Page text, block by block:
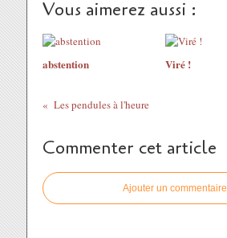
Vous aimerez aussi :
abstention Viré !
Les pendules à l'heure
Commenter cet article
Ajouter un commentaire